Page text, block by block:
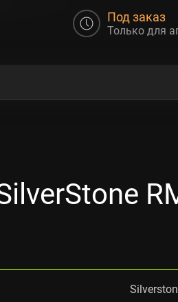
Под заказ
Только для